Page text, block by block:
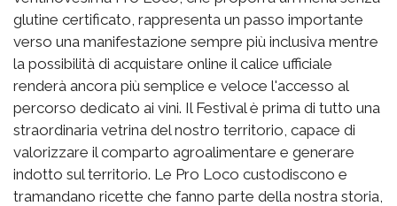
glutine certificato, rappresenta un passo importante
verso una manifestazione sempre più inclusiva mentre
la possibilità di acquistare online il calice ufficiale
renderà ancora più semplice e veloce l'accesso al
percorso dedicato ai vini. Il Festival è prima di tutto una
straordinaria vetrina del nostro territorio, capace di
valorizzare il comparto agroalimentare e generare
indotto sul territorio. Le Pro Loco custodiscono e
tramandano ricette che fanno parte della nostra storia,